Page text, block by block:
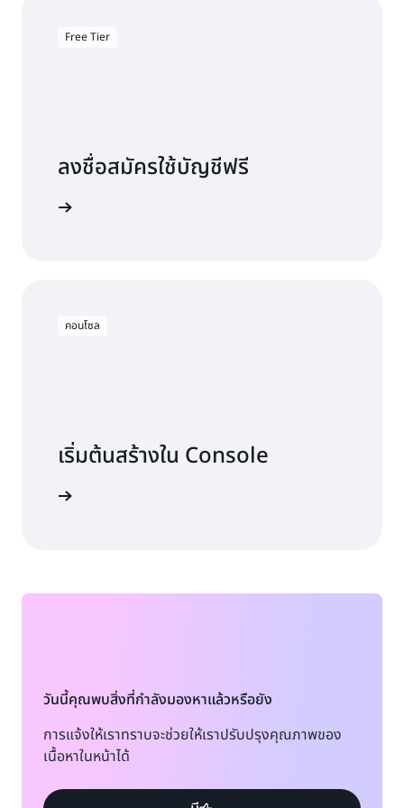
Free Tier
ลงชื่อสมัครใช้บัญชีฟรี
คอนโซล
เริ่มต้นสร้างใน Console
วันนี้คุณพบสิ่งที่กำลังมองหาแล้วหรือยัง
การแจ้งให้เราทราบจะช่วยให้เราปรับปรุงคุณภาพของ
เนื้อหาในหน้าได้